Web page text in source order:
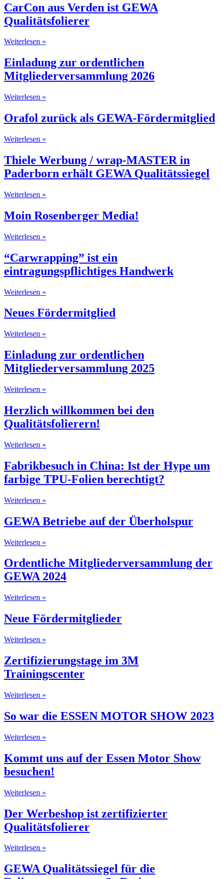
CarCon aus Verden ist GEWA
Qualitätsfolierer
Weiterlesen »
Einladung zur ordentlichen
Mitgliederversammlung 2026
Weiterlesen »
Orafol zurück als GEWA-Fördermitglied
Weiterlesen »
Thiele Werbung / wrap-MASTER in
Paderborn erhält GEWA Qualitätssiegel
Weiterlesen »
Moin Rosenberger Media!
Weiterlesen »
“Carwrapping” ist ein
eintragungspflichtiges Handwerk
Weiterlesen »
Neues Fördermitglied
Weiterlesen »
Einladung zur ordentlichen
Mitgliederversammlung 2025
Weiterlesen »
Herzlich willkommen bei den
Qualitätsfolierern!
Weiterlesen »
Fabrikbesuch in China: Ist der Hype um
farbige TPU-Folien berechtigt?
Weiterlesen »
GEWA Betriebe auf der Überholspur
Weiterlesen »
Ordentliche Mitgliederversammlung der
GEWA 2024
Weiterlesen »
Neue Fördermitglieder
Weiterlesen »
Zertifizierungstage im 3M
Trainingscenter
Weiterlesen »
So war die ESSEN MOTOR SHOW 2023
Weiterlesen »
Kommt uns auf der Essen Motor Show
besuchen!
Weiterlesen »
Der Werbeshop ist zertifizierter
Qualitätsfolierer
Weiterlesen »
GEWA Qualitätssiegel für die